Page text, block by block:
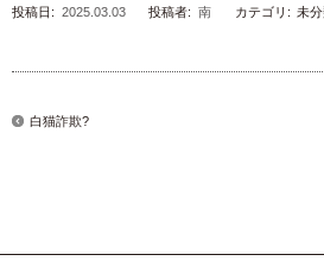
投稿日: 2025.03.03 投稿者: 南 カテゴリ: 未
白猫詐欺?